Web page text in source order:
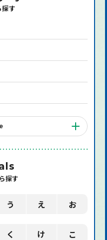
探す
探す
う え お
く け こ